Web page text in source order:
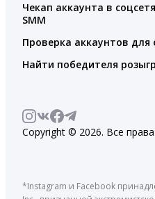
Чекап аккаунта в
SMM
Проверка аккаунтов для
Найти победителя
Copyright © 2026. Все
*Instagram и Facebook